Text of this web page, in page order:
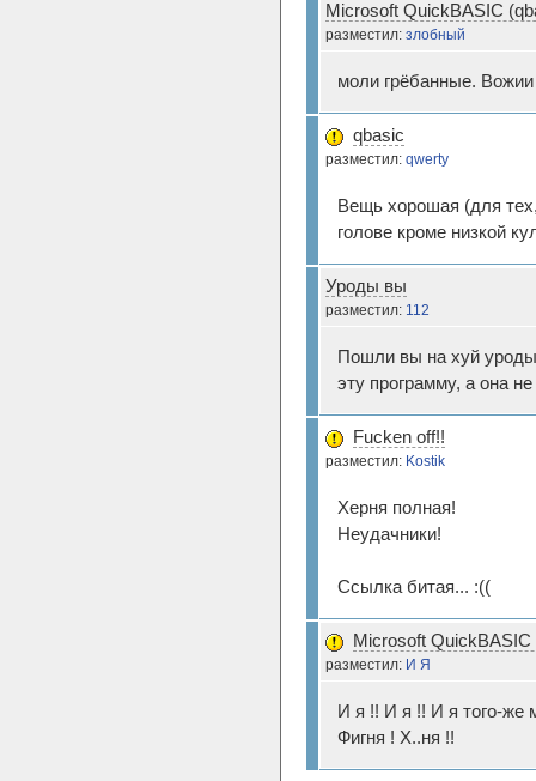
Microsoft QuickBASIC
разместил: злобный
моли грёбанные.
qbasic
разместил: qwerty
Вещь хорошая (для
голове кромe низкой
Уроды вы
разместил: 112
Пошли вы на хуй уроды
эту программу, а она
Fucken off!!
разместил: Kostik
Херня полная!
Неудачники!
Ссылка битая... :((
Microsoft QuickBASIC
разместил: И Я
И я !! И я !! И я того-же
Фигня ! Х..ня !!